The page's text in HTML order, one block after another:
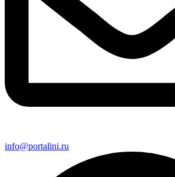
info@portalini.ru